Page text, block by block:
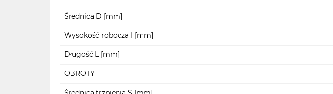
Średnica D [mm]
Wysokość robocza I [mm]
Długość L [mm]
OBROTY